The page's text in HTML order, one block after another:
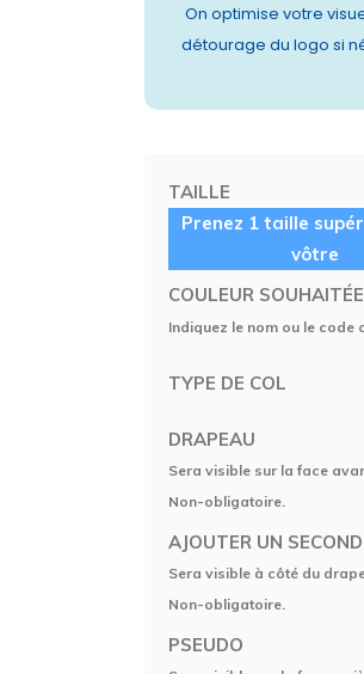
On optimise votre
détourage du logo si
TAILLE
Prenez 1 taille
vôtre
COULEUR SOUHAITÉE
Indiquez le nom ou le code
TYPE DE COL
DRAPEAU
Sera visible sur la face
Non-obligatoire.
AJOUTER UN
Sera visible à côté du
Non-obligatoire.
PSEUDO